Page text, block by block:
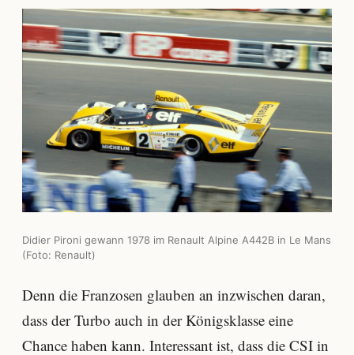
Didier Pironi gewann 1978 im Renault Alpine A442B in Le Mans
(Foto: Renault)
Denn die Franzosen glauben an inzwischen daran,
dass der Turbo auch in der Königsklasse eine
Chance haben kann. Interessant ist, dass die CSI in